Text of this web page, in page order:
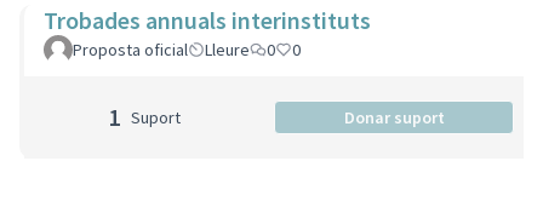
Trobades annuals interinstituts
Proposta oficial Lleure 0 0
1 Suport Donar suport